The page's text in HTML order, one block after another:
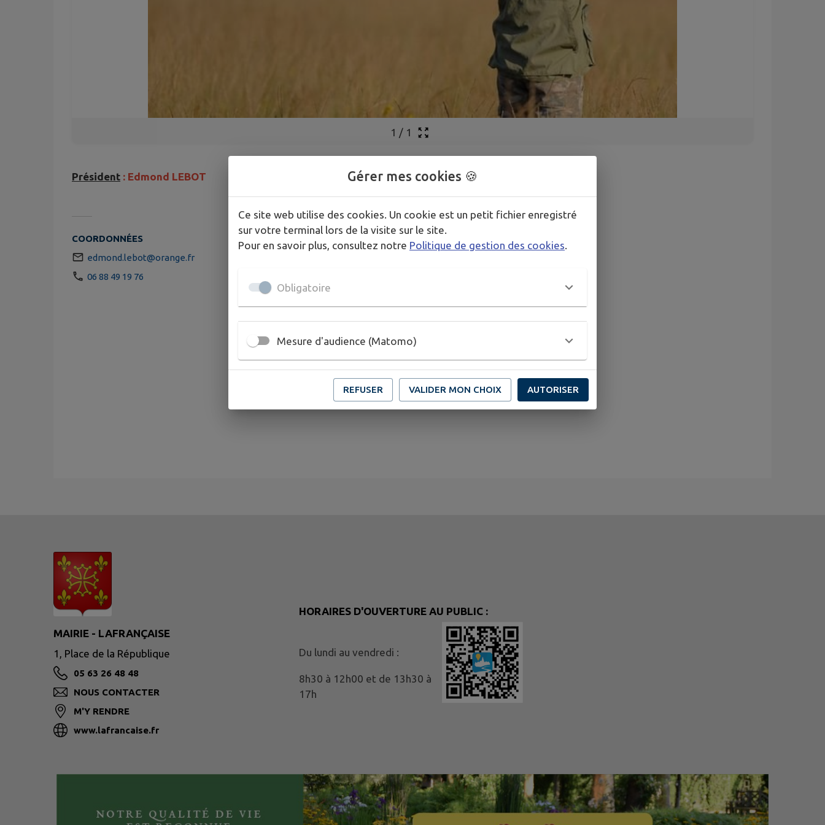
1 / 1
Président : Edmond LEBOT
COORDONNÉES
edmond.lebot@orange.fr
06 88 49 19 76
MAIRIE - LAFRANÇAISE
1, Place de la République
05 63 26 48 48
NOUS CONTACTER
M'Y RENDRE
www.lafrancaise.fr
HORAIRES D'OUVERTURE AU PUBLIC :
Du lundi au vendredi :
8h30 à 12h00 et de 13h30 à
17h
Gérer mes cookies 🍪
Ce site web utilise des cookies. Un cookie est un petit fichier enregistré
sur votre terminal lors de la visite sur le site.
Pour en savoir plus, consultez notre Politique de gestion des cookies.
Obligatoire
Mesure d'audience (Matomo)
REFUSER VALIDER MON CHOIX AUTORISER